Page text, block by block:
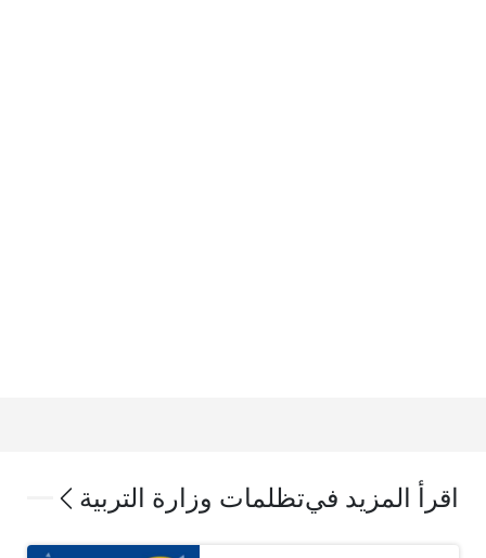
اقرأ المزيد فيتظلمات وزارة التربية